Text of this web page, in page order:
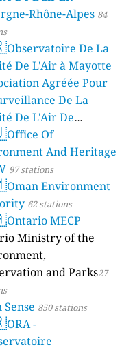
Rhône-Alpes 84
Observatoire De La
De L'Air à Mayotte
Agréée Pour
De La
De L'Air De
4 stations
Office Of
And Heritage
97 stations
Oman Environment
62 stations
Ontario MECP
Ministry of the
and Parks27
Sense 850 stations
ORA -